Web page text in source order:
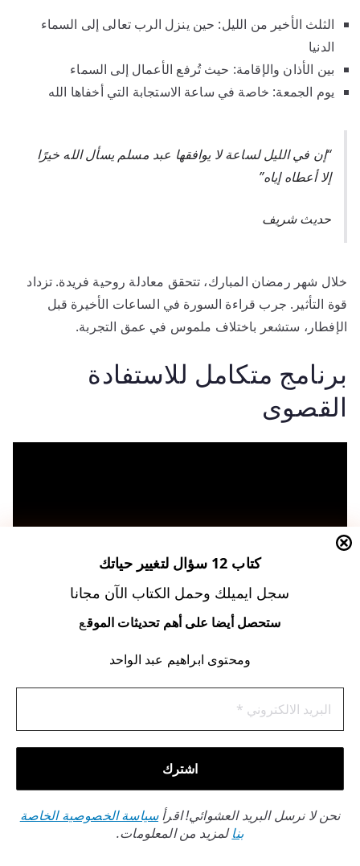
الثلث الأخير من الليل: حين ينزل الرب تعالى إلى السماء
الدنيا
بين الأذان والإقامة: حيث تُرفع الأعمال إلى السماء
يوم الجمعة: خاصة في ساعة الاستجابة التي أخفاها الله
“إن في الليل لساعة لا يوافقها عبد مسلم يسأل الله خيرًا
إلا أعطاه إياه”
حديث شريف
خلال شهر رمضان المبارك، تتحقق معادلة روحية فريدة. تزداد
قوة التأثير. جرب قراءة السورة في الساعات الأخيرة قبل
الإفطار، ستشعر باختلاف ملموس في عمق التجربة.
برنامج متكامل للاستفادة
القصوى
الالتزام بخطة مدروسة هو السر الأساسي لتحقيق أهدافك
الروحانية مع سورة البقرة. نقدم لك هناخريطة طريق مفصلة
تجمع بين التنظيم الزمني والأدعية المؤثرة. هذا يضمن لك
استخراج كنوز هذه التجربة بأعلى قدر من الفعالية.
جدول زمني مقترح لمدة 40 يوم
قسّم السورة إلى أجزاء يومية تتناسب مع ظروفك. مراعاة هذه
النقاط الأساسية ضرورية:
كتاب 12 سؤال لتغيير حياتك
سجل ايميلك وحمل الكتاب الآن مجانا
ستحصل أيضا على أهم تحديثات الموقع
ومحتوى ابراهيم عبد الواحد
نحن لا نرسل البريد العشوائي! اقرأسياسة الخصوصية الخاصة
بنالمزيد من المعلومات.